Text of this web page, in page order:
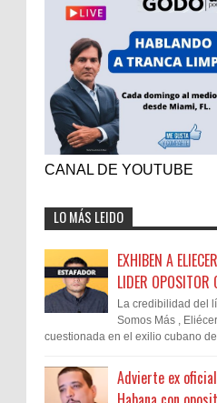
CANAL DE YOUTUBE
LO MÁS LEIDO
EXHIBEN A
LIDER OPOSITOR
La credibilidad del
Somos Más ,
cuestionada en el exilio cubano
Advierte ex